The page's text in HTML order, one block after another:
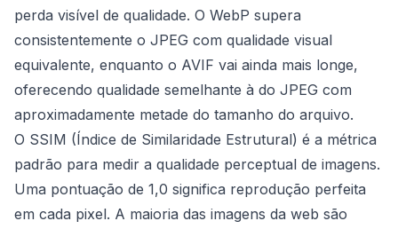
perda visível de qualidade. O WebP supera
consistentemente o JPEG com qualidade visual
equivalente, enquanto o AVIF vai ainda mais longe,
oferecendo qualidade semelhante à do JPEG com
aproximadamente metade do tamanho do arquivo.
O SSIM (Índice de Similaridade Estrutural) é a métrica
padrão para medir a qualidade perceptual de imagens.
Uma pontuação de 1,0 significa reprodução perfeita
em cada pixel. A maioria das imagens da web são